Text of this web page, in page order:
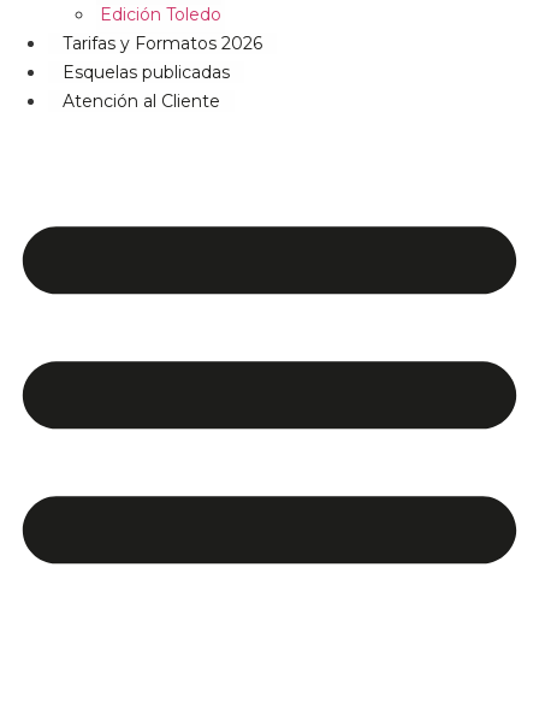
Edición Toledo
Tarifas y Formatos 2026
Esquelas publicadas
Atención al Cliente